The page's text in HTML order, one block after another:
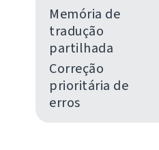
Memória de
tradução
partilhada
Correção
prioritária de
erros